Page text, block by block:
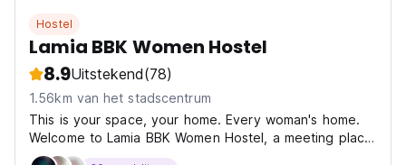
Hostel
Lamia BBK Women Hostel
8.9Uitstekend(78)
1.56km van het stadscentrum
This is your space, your home. Every woman's home.
Welcome to Lamia BBK Women Hostel, a meeting place
for women travelling alone, in small groups, on an